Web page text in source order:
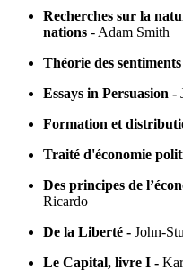
Recherches sur la
nations - Adam Smith
Théorie des
Essays in Persuasion -
Formation et
Traité d'économie
Des principes de
Ricardo
De la Liberté - John-
Le Capital, livre I -